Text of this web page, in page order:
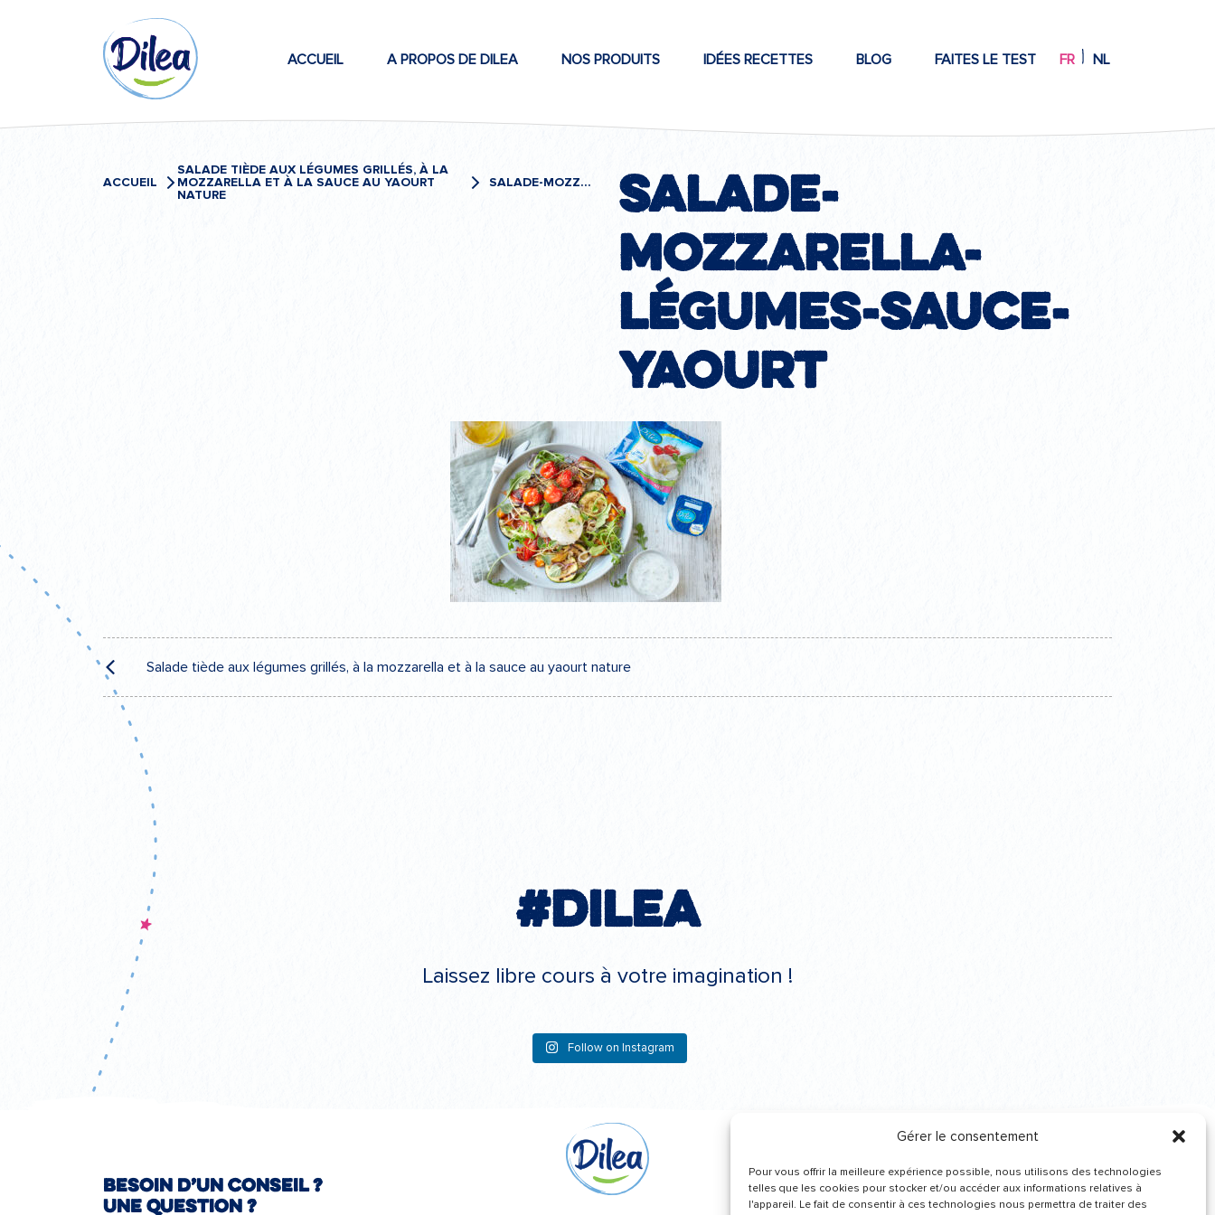
Gérer le consentement
Pour vous offrir la meilleure expérience possible, nous utilisons des technologies
telles que les cookies pour stocker et/ou accéder aux informations relatives à
l'appareil. Le fait de consentir à ces technologies nous permettra de traiter des
Dilea
Zero
Lactose
ACCUEIL A PROPOS DE DILEA NOS PRODUITS IDÉES RECETTES BLOG FAITES LE TEST FR NL
ACCUEIL
SALADE TIÈDE AUX LÉGUMES GRILLÉS, À LA
MOZZARELLA ET À LA SAUCE AU YAOURT
NATURE
SALADE-MOZZARELLA-LÉGUMES-SAUCE-YAOURT
Salade-
mozzarella-
légumes-sauce-
yaourt
Navigation
de
l’article
Salade tiède aux légumes grillés, à la mozzarella et à la sauce au yaourt nature
#Dilea
Laissez libre cours à votre imagination !
Follow on Instagram
Besoin d’un conseil ?
Une question ?
Recevez de nos
nouvelles